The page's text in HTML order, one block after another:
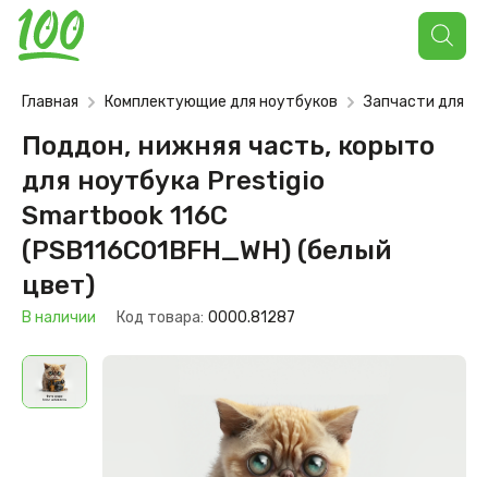
Поиск
товаров
Главная Комплектующие для ноутбуков Запчасти для
Поддон, нижняя часть, корыто
для ноутбука Prestigio
Smartbook 116C
(PSB116C01BFH_WH) (белый
цвет)
В наличии Код товара: 0000.81287